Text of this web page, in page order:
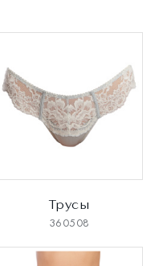
Трусы
360508